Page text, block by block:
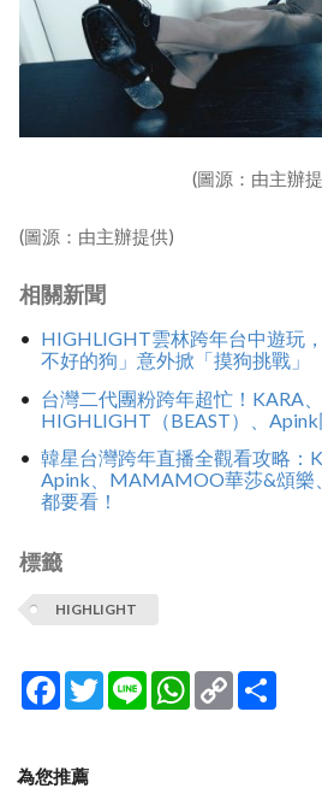
(圖源：由主辦
(圖源：由主辦提供)
相關新聞
HIGHLIGHT雲林跨年台中遊玩
不好的狗」意外掀「摸狗挑戰」
台灣二代團粉跨年超忙！KARA、
HIGHLIGHT（BEAST）、
韓星台灣跨年直播全觀看攻略：
Apink、MAMAMOO華莎&頌樂
都要看！
標籤
HIGHLIGHT
Facebook
TwitterLine WhatsApp
Copy
Link
為您推薦